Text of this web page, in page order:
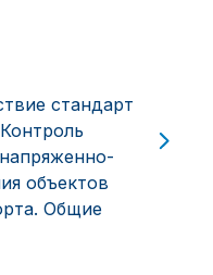
стандарт
объектов
Общие